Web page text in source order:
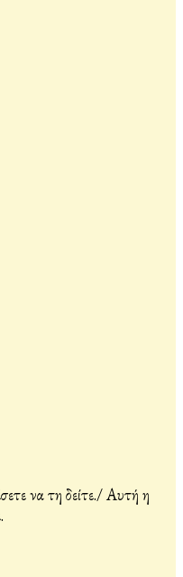
να τη δείτε./Αυτή η